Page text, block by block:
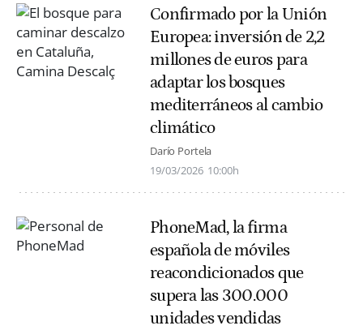
Confirmado por la Unión
Europea: inversión de 2,2
millones de euros para
adaptar los bosques
mediterráneos al cambio
climático
Darío Portela
19/03/2026 10:00h
PhoneMad, la firma
española de móviles
reacondicionados que
supera las 300.000
unidades vendidas